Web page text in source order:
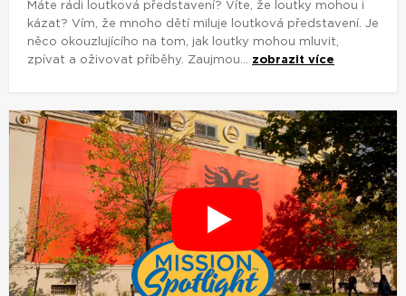
Máte rádi loutková představení? Víte, že loutky mohou i
kázat? Vím, že mnoho dětí miluje loutková představení. Je
něco okouzlujícího na tom, jak loutky mohou mluvit,
zpívat a oživovat příběhy. Zaujmou... zobrazit více